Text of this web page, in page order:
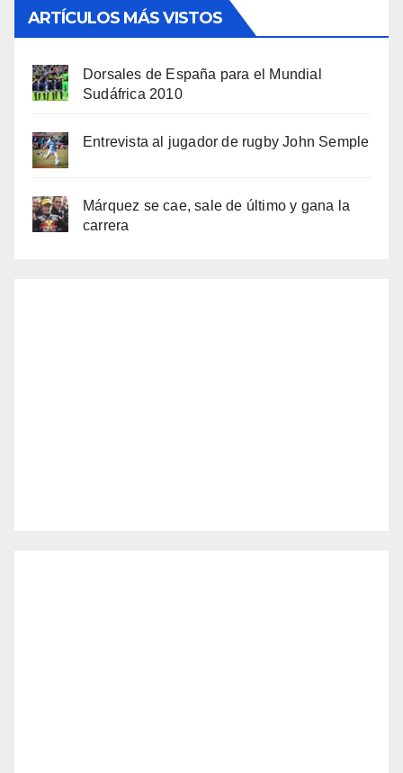
ARTÍCULOS MÁS VISTOS
Dorsales de España para el Mundial
Sudáfrica 2010
Entrevista al jugador de rugby John Semple
Márquez se cae, sale de último y gana la
carrera